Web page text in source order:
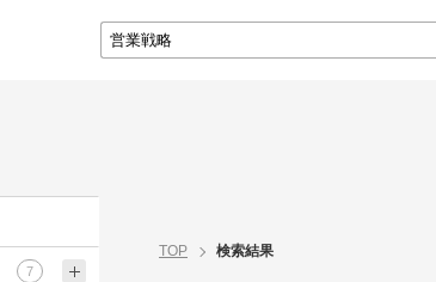
7
TOP 検索結果